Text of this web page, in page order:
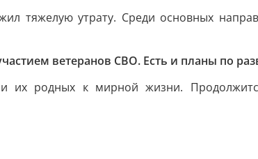
тяжелую утрату. Среди основных
ветеранов СВО. Есть и планы по
и их родных к мирной жизни.